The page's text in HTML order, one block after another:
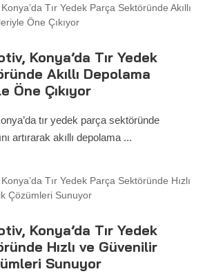
Konya’da Tır Yedek
Akıllı Depolama
Öne Çıkıyor
tır yedek parça sektöründe
artırarak akıllı depolama ...
Konya’da Tır Yedek
Hızlı ve Güvenilir
Sunuyor